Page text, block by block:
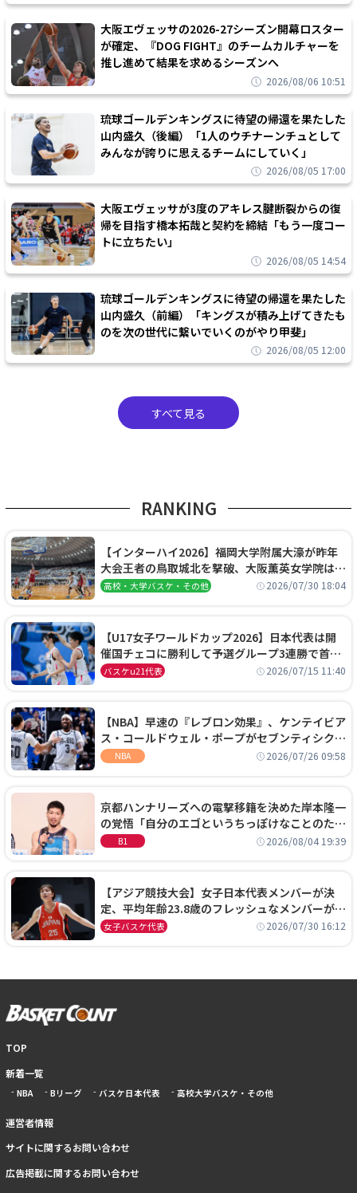
大阪エヴェッサの2026-27シーズン開幕ロスター
が確定、『DOG FIGHT』のチームカルチャーを
推し進めて結果を求めるシーズンへ
2026/08/06 10:51
琉球ゴールデンキングスに待望の帰還を果たした
山内盛久（後編）「1人のウチナーンチュとして
みんなが誇りに思えるチームにしていく」
2026/08/05 17:00
大阪エヴェッサが3度のアキレス腱断裂からの復
帰を目指す橋本拓哉と契約を締結「もう一度コー
トに立ちたい」
2026/08/05 14:54
琉球ゴールデンキングスに待望の帰還を果たした
山内盛久（前編）「キングスが積み上げてきたも
のを次の世代に繋いでいくのがやり甲斐」
2026/08/05 12:00
すべて見る
RANKING
【インターハイ2026】福岡大学附属大濠が昨年
大会王者の鳥取城北を撃破、大阪薫英女学院は岐
阜女子に完勝、大会3日目試合結果
高校・大学バスケ・その他 2026/07/30 18:04
【U17女子ワールドカップ2026】日本代表は開
催国チェコに勝利して予選グループ3連勝で首位
通過！準々決勝の相手はエジプトに決定
バスケu21代表 2026/07/15 11:40
【NBA】早速の『レブロン効果』、ケンテイビア
ス・コールドウェル・ポープがセブンティシクサ
ーズに1年契約で加入
NBA 2026/07/26 09:58
京都ハンナリーズへの電撃移籍を決めた岸本隆一
の覚悟「自分のエゴというちっぽけなことのため
に、京都に来たわけではない」
B1 2026/08/04 19:39
【アジア競技大会】女子日本代表メンバーが決
定、平均年齢23.8歳のフレッシュなメンバーが日
本開催の大舞台で頂点を狙う
女子バスケ代表 2026/07/30 16:12
TOP
新着一覧
NBA Bリーグ バスケ日本代表 高校大学バスケ・その他
運営者情報
サイトに関するお問い合わせ
広告掲載に関するお問い合わせ